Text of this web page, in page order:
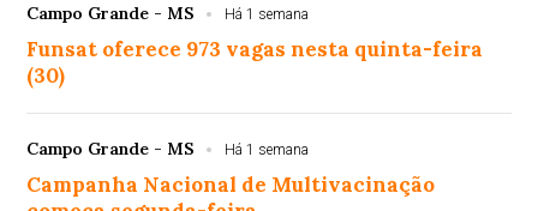
Campo Grande - MS Há 1 semana
Funsat oferece 973 vagas nesta quinta-feira
(30)
Campo Grande - MS Há 1 semana
Campanha Nacional de Multivacinação